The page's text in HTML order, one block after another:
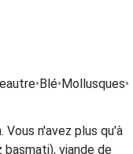
•Blé•Mollusques•
n'avez plus qu'à
basmati), viande de